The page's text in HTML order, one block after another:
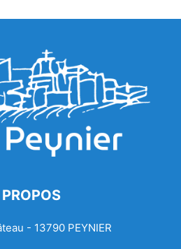
- 13790 PEYNIER